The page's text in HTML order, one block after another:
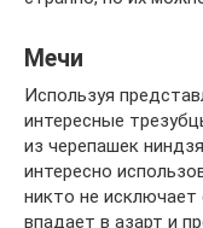
Мечи
Используя
интересные
из черепашек
интересно
никто не исключает
впадает в азарт и